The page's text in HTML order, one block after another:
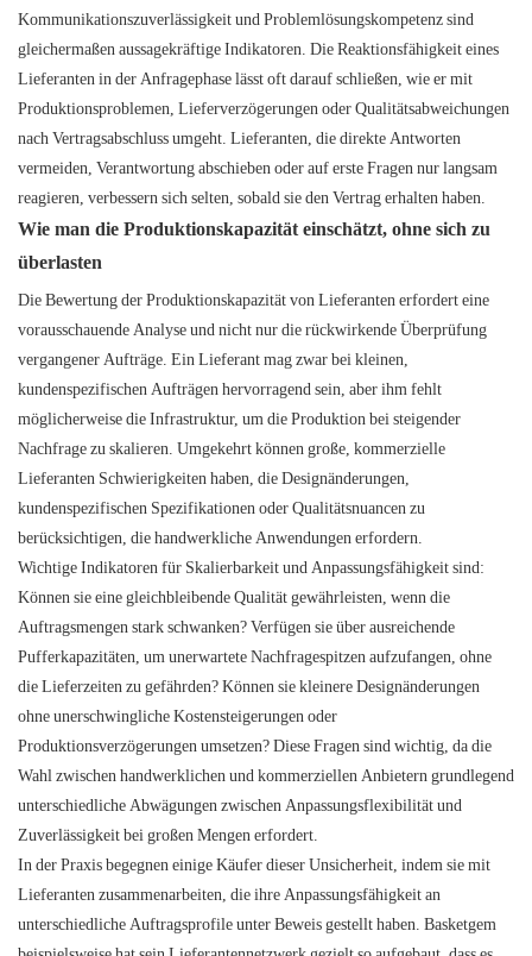
Kommunikationszuverlässigkeit und Problemlösungskompetenz sind
gleichermaßen aussagekräftige Indikatoren. Die Reaktionsfähigkeit eines
Lieferanten in der Anfragephase lässt oft darauf schließen, wie er mit
Produktionsproblemen, Lieferverzögerungen oder Qualitätsabweichungen
nach Vertragsabschluss umgeht. Lieferanten, die direkte Antworten
vermeiden, Verantwortung abschieben oder auf erste Fragen nur langsam
reagieren, verbessern sich selten, sobald sie den Vertrag erhalten haben.
Wie man die Produktionskapazität einschätzt, ohne sich zu
überlasten
Die Bewertung der Produktionskapazität von Lieferanten erfordert eine
vorausschauende Analyse und nicht nur die rückwirkende Überprüfung
vergangener Aufträge. Ein Lieferant mag zwar bei kleinen,
kundenspezifischen Aufträgen hervorragend sein, aber ihm fehlt
möglicherweise die Infrastruktur, um die Produktion bei steigender
Nachfrage zu skalieren. Umgekehrt können große, kommerzielle
Lieferanten Schwierigkeiten haben, die Designänderungen,
kundenspezifischen Spezifikationen oder Qualitätsnuancen zu
berücksichtigen, die handwerkliche Anwendungen erfordern.
Wichtige Indikatoren für Skalierbarkeit und Anpassungsfähigkeit sind:
Können sie eine gleichbleibende Qualität gewährleisten, wenn die
Auftragsmengen stark schwanken? Verfügen sie über ausreichende
Pufferkapazitäten, um unerwartete Nachfragespitzen aufzufangen, ohne
die Lieferzeiten zu gefährden? Können sie kleinere Designänderungen
ohne unerschwingliche Kostensteigerungen oder
Produktionsverzögerungen umsetzen? Diese Fragen sind wichtig, da die
Wahl zwischen handwerklichen und kommerziellen Anbietern grundlegend
unterschiedliche Abwägungen zwischen Anpassungsflexibilität und
Zuverlässigkeit bei großen Mengen erfordert.
In der Praxis begegnen einige Käufer dieser Unsicherheit, indem sie mit
Lieferanten zusammenarbeiten, die ihre Anpassungsfähigkeit an
unterschiedliche Auftragsprofile unter Beweis gestellt haben. Basketgem